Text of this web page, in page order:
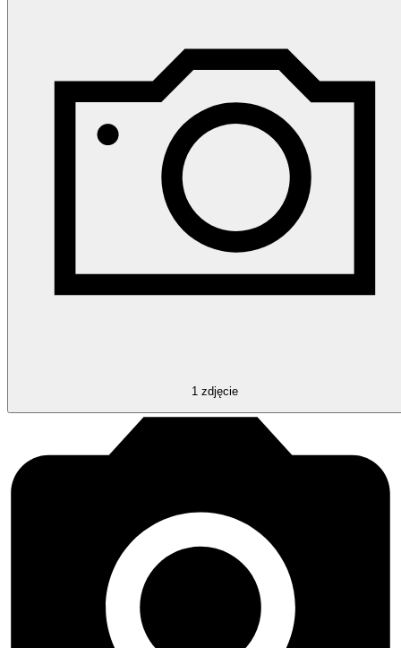
1 zdjęcie